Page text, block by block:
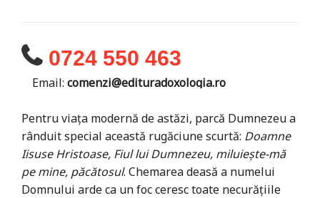
0724 550 463
Email: comenzi@edituradoxologia.ro
Pentru viața modernă de astăzi, parcă Dumnezeu a
rânduit special această rugăciune scurtă: Doamne
Iisuse Hristoase, Fiul lui Dumnezeu, miluiește-mă
pe mine, păcătosul. Chemarea deasă a numelui
Domnului arde ca un foc ceresc toate necurățiile